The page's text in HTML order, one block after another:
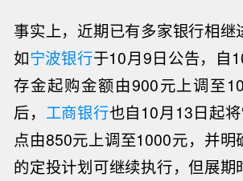
事实上，近期已有多家银行相继
如宁波银行于10月9日公告，自
存金起购金额由900元上调至
后， 工商银行也自10月13日起
点由850元上调至1000元，并明
的定投计划可继续执行，但展期